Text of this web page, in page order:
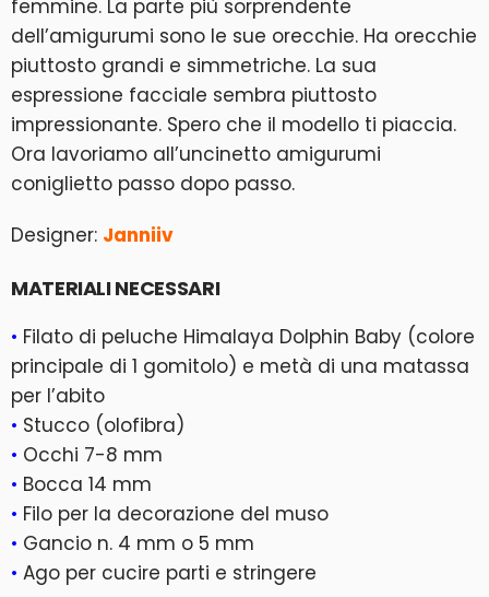
femmine. La parte più sorprendente
dell’amigurumi sono le sue orecchie. Ha orecchie
piuttosto grandi e simmetriche. La sua
espressione facciale sembra piuttosto
impressionante. Spero che il modello ti piaccia.
Ora lavoriamo all’uncinetto amigurumi
coniglietto passo dopo passo.
Designer: Janniiv
MATERIALI NECESSARI
• Filato di peluche Himalaya Dolphin Baby (colore
principale di 1 gomitolo) e metà di una matassa
per l’abito
• Stucco (olofibra)
• Occhi 7-8 mm
• Bocca 14 mm
• Filo per la decorazione del muso
• Gancio n. 4 mm o 5 mm
• Ago per cucire parti e stringere